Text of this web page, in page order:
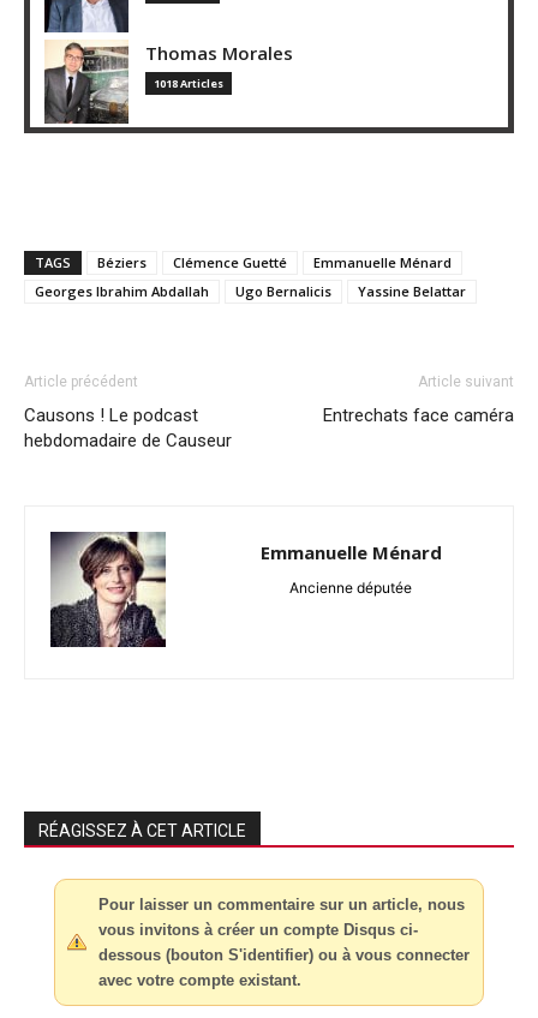
Thomas Morales
1018 Articles
TAGS Béziers Clémence Guetté
Emmanuelle Ménard
Georges Ibrahim Abdallah
Ugo Bernalicis Yassine Belattar
Article précédent
Causons ! Le podcast
hebdomadaire de Causeur
Article suivant
Entrechats face caméra
Emmanuelle Ménard
Ancienne députée
RÉAGISSEZ À CET ARTICLE
Pour laisser un commentaire sur un article, nous
vous invitons à créer un compte Disqus ci-
dessous (bouton S'identifier) ou à vous connecter
avec votre compte existant.